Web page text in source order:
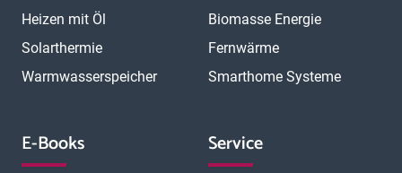
Heizen mit Öl
Solarthermie
Warmwasserspeicher
Biomasse Energie
Fernwärme
Smarthome Systeme
E-Books Service